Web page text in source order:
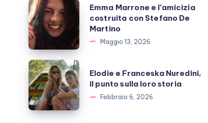
Emma
Marrone
e
l’amicizia
costruita
con
Stefano
De
Emma Marrone e l’amicizia
costruita con Stefano De
Martino
Maggio 13, 2026
Elodie
e
Franceska
Nuredini,
Elodie e Franceska Nuredini,
il punto sulla loro storia
Febbraio 6, 2026